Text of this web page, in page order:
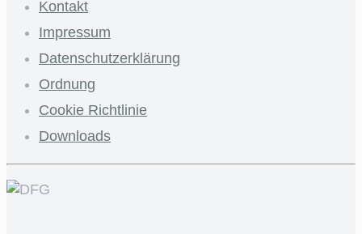
Kontakt
Impressum
Datenschutzerklärung
Ordnung
Cookie Richtlinie
Downloads